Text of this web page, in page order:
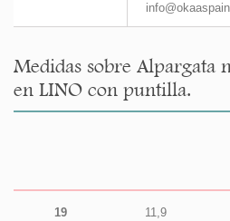
Medidas sobre Alpargata
en LINO con puntilla.
19
11,9